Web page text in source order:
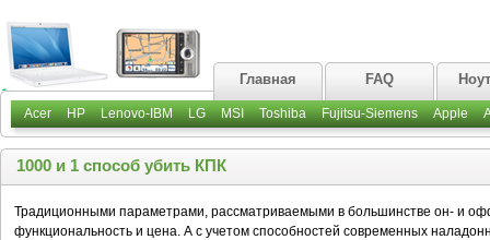
Главная FAQ
Acer HP Lenovo-IBM LG MSI Toshiba Fujitsu-Siemens Apple
1000 и 1 способ убить КПК
Традиционными параметрами, рассматриваемыми в большинстве он- и
функциональность и цена. А с учетом способностей современных